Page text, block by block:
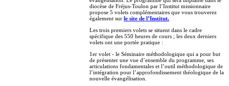
diocèse de Fréjus-Toulon par l’Institut missionnaire
propose 5 volets complémentaires que vous trouverez
également sur le site de l’Institut.
Les trois premiers volets se situent dans le cadre
spécifique des 550 heures de cours ; les deux derniers
volets ont une portée pratique :
1er volet - le Séminaire méthodologique qui a pour but
de présenter une vue d’ensemble du programme, ses
articulations fondamentales et l’outil méthodologique de
l’intégration pour l’approfondissement théologique de la
nouvelle évangélisation.